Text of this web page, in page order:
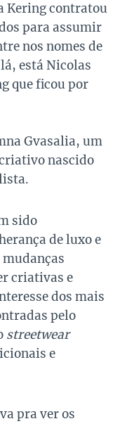
Kering contratou
para assumir
nos nomes de
está Nicolas
que ficou por
Gvasalia, um
nascido
sido
de luxo e
criativas e
dos mais
pelo
streetwear
e
pra ver os